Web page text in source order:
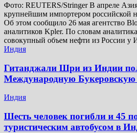
Фото: REUTERS/Stringer В апреле
крупнейшим импортером российской
Об этом сообщило 26 мая агентство
аналитиков Kpler. По словам
совокупный объем нефти из России
Индия
Гитанджали Шри из Индии
Международную
Индия
Шесть человек погибли и 45
туристическим автобусом в